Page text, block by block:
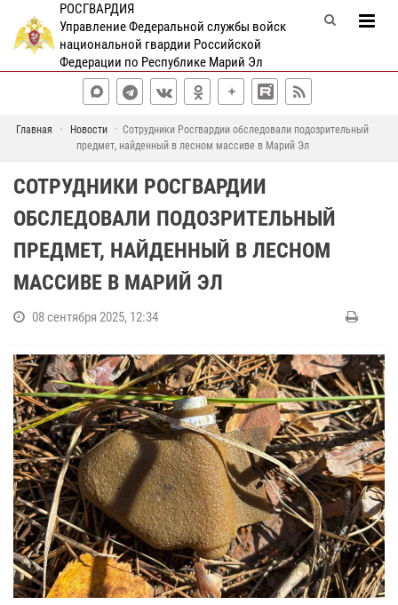
РОСГВАРДИЯ
Управление Федеральной службы войск
национальной гвардии Российской
Федерации по Республике Марий Эл
Главная Новости
Сотрудники Росгвардии обследовали подозрительный
предмет, найденный в лесном массиве в Марий Эл
СОТРУДНИКИ РОСГВАРДИИ
ОБСЛЕДОВАЛИ ПОДОЗРИТЕЛЬНЫЙ
ПРЕДМЕТ, НАЙДЕННЫЙ В ЛЕСНОМ
МАССИВЕ В МАРИЙ ЭЛ
08 сентября 2025, 12:34